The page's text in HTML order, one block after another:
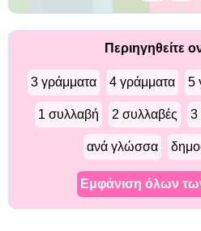
Περιηγηθείτε
3 γράμματα 4 γράμματα 5
1 συλλαβή 2 συλλαβές 3
ανά γλώσσα
Εμφάνιση όλων